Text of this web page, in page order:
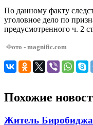
По данному факту
уголовное дело по
предусмотренного ч. 2
Фото - magnific.com
Похожие
Житель